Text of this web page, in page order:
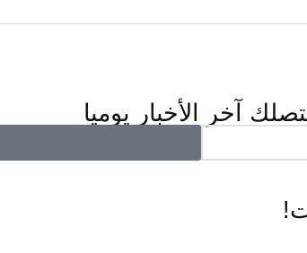
آخر الأخبار يوميا